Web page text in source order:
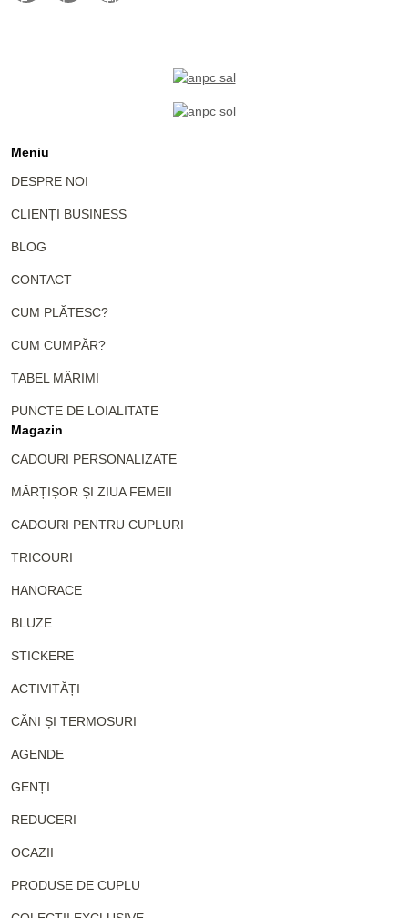
Meniu
DESPRE NOI
CLIENȚI BUSINESS
BLOG
CONTACT
CUM PLĂTESC?
CUM CUMPĂR?
TABEL MĂRIMI
PUNCTE DE LOIALITATE
Magazin
CADOURI PERSONALIZATE
MĂRȚIȘOR ȘI ZIUA FEMEII
CADOURI PENTRU CUPLURI
TRICOURI
HANORACE
BLUZE
STICKERE
ACTIVITĂȚI
CĂNI ȘI TERMOSURI
AGENDE
GENȚI
REDUCERI
OCAZII
PRODUSE DE CUPLU